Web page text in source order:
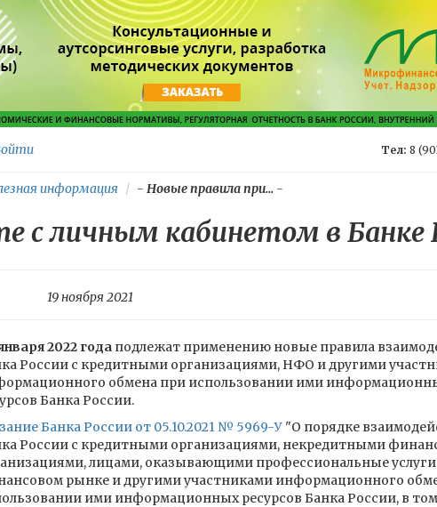
Тел: 8
информация - Новые правила при... -
с личным кабинетом в Банке
19 ноября 2021
2022 годаподлежат применению новые правила
России с кредитными организациями, НФО и другими
обмена при использовании ими
Банка России.
Банка России от 05.10.2021 № 5969-У"О порядке
России с кредитными организациями, некредитными
лицами, оказывающими профессиональные услуги
рынке и другими участниками информационного
ими информационных ресурсов Банка России, в